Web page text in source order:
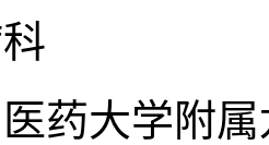
医药大学附